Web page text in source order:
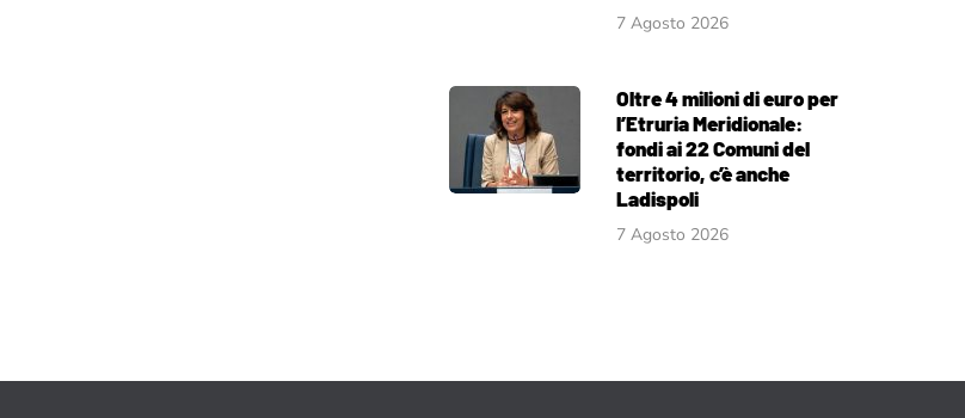
7 Agosto 2026
Oltre 4 milioni di euro per
l’Etruria Meridionale:
fondi ai 22 Comuni del
territorio, c’è anche
Ladispoli
7 Agosto 2026